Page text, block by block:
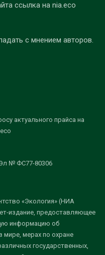
ссылка на nia.eco
с мнением авторов.
актуального прайса на
№ ФС77-80306
«Экология» (НИА
издание, предоставляющее
информацию об
мире, мерах по охране
государственных,